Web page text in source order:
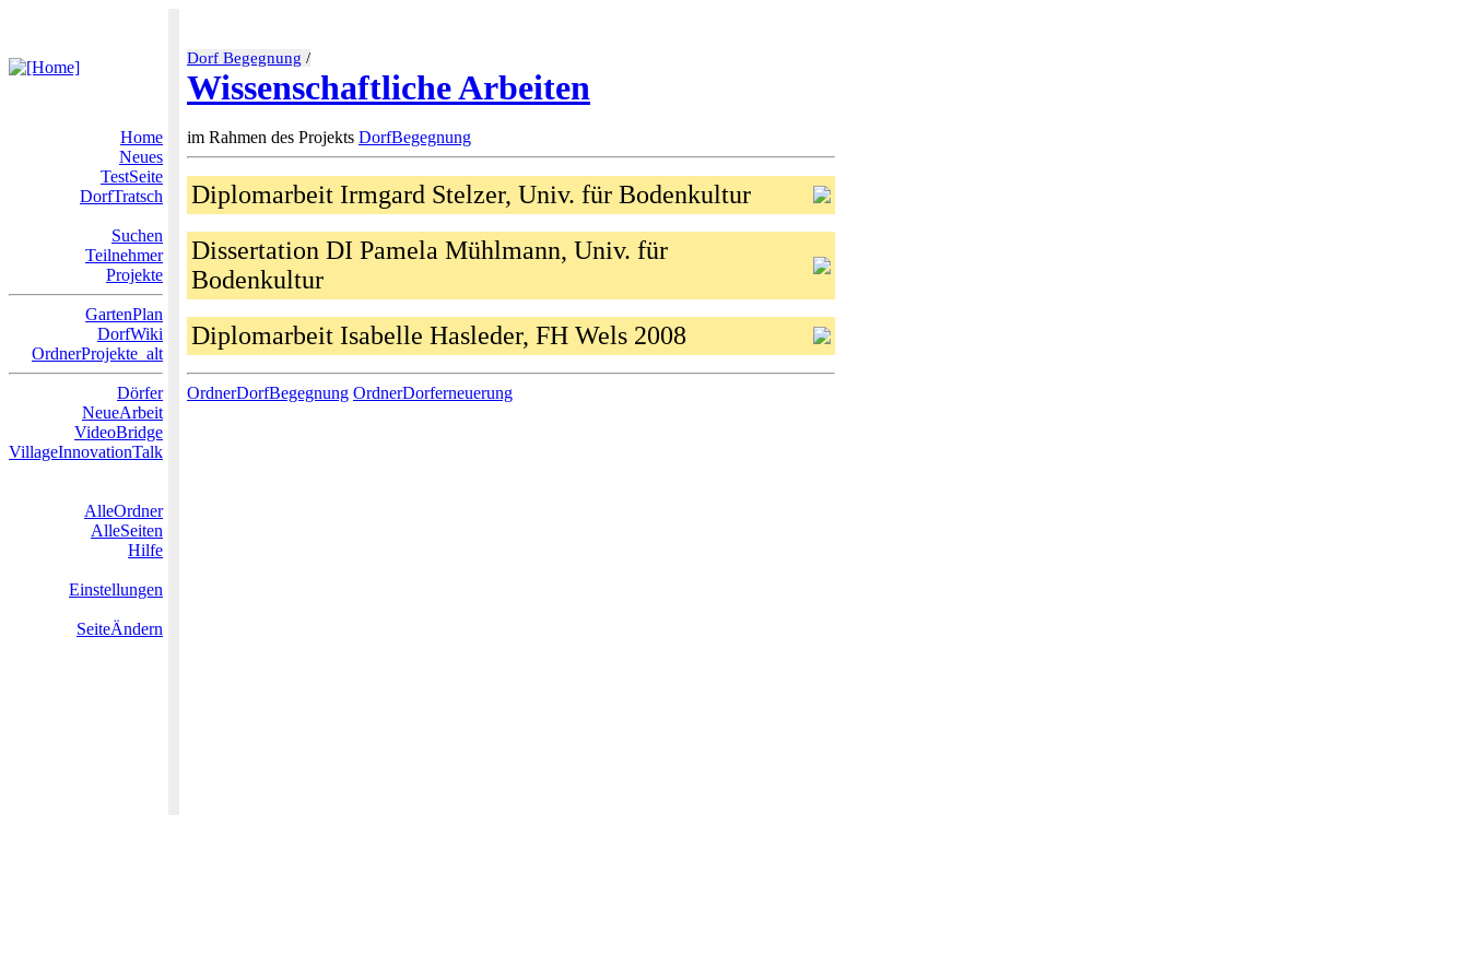
Dorf Begegnung /
Wissenschaftliche Arbeiten
Home
Neues
TestSeite
DorfTratsch
Suchen
Teilnehmer
Projekte
GartenPlan
DorfWiki
OrdnerProjekte_alt
Dörfer
NeueArbeit
VideoBridge
VillageInnovationTalk
AlleOrdner
AlleSeiten
Hilfe
Einstellungen
SeiteÄndern
im Rahmen des Projekts DorfBegegnung
Diplomarbeit Irmgard Stelzer, Univ. für Bodenkultur
Dissertation DI Pamela Mühlmann, Univ. für
Bodenkultur
Diplomarbeit Isabelle Hasleder, FH Wels 2008
OrdnerDorfBegegnung OrdnerDorferneuerung